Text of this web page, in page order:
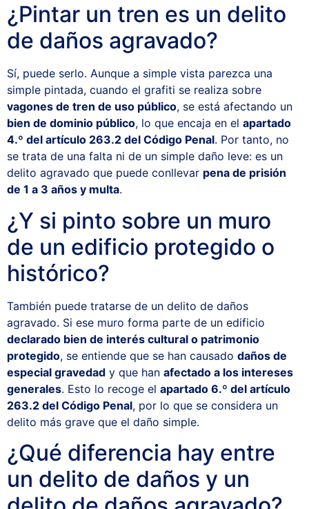
¿Pintar un tren es un delito
de daños agravado?
Sí, puede serlo. Aunque a simple vista parezca una
simple pintada, cuando el grafiti se realiza sobre
vagones de tren de uso público, se está afectando un
bien de dominio público, lo que encaja en el apartado
4.º del artículo 263.2 del Código Penal. Por tanto, no
se trata de una falta ni de un simple daño leve: es un
delito agravado que puede conllevar pena de prisión
de 1 a 3 años y multa.
¿Y si pinto sobre un muro
de un edificio protegido o
histórico?
También puede tratarse de un delito de daños
agravado. Si ese muro forma parte de un edificio
declarado bien de interés cultural o patrimonio
protegido, se entiende que se han causado daños de
especial gravedad y que han afectado a los intereses
generales. Esto lo recoge el apartado 6.º del artículo
263.2 del Código Penal, por lo que se considera un
delito más grave que el daño simple.
¿Qué diferencia hay entre
un delito de daños y un